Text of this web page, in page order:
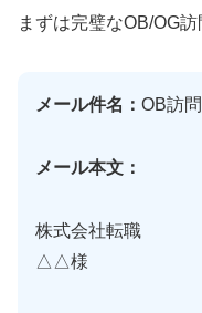
まずは完璧なOB/OG
メール件名： OB訪
メール本文：
株式会社転職
△△様